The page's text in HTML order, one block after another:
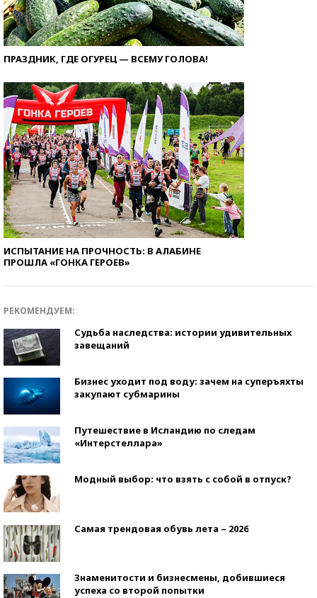
ПРАЗДНИК, ГДЕ ОГУРЕЦ — ВСЕМУ ГОЛОВА!
ИСПЫТАНИЕ НА ПРОЧНОСТЬ: В АЛАБИНЕ
ПРОШЛА «ГОНКА ГЕРОЕВ»
РЕКОМЕНДУЕМ:
Судьба наследства: истории удивительных
завещаний
Бизнес уходит под воду: зачем на суперъяхты
закупают субмарины
Путешествие в Исландию по следам
«Интерстеллара»
Модный выбор: что взять с собой в отпуск?
Самая трендовая обувь лета – 2026
Знаменитости и бизнесмены, добившиеся
успеха со второй попытки